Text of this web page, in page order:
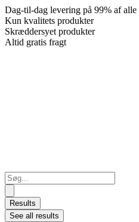
Dag-til-dag levering på 99% af alle
Kun kvalitets produkter
Skræddersyet produkter
Altid gratis fragt
Search
...
Results
See all results